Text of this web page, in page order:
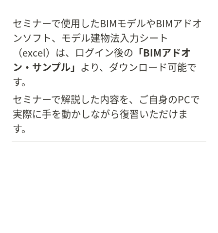
セミナーで使用したBIMモデルやBIMアドオ
ンソフト、モデル建物法入力シート
（excel）は、ログイン後の 「BIMアドオ
ン・サンプル」 より、ダウンロード可能で
す。
セミナーで解説した内容を、ご自身のPCで
実際に手を動かしながら復習いただけま
す。